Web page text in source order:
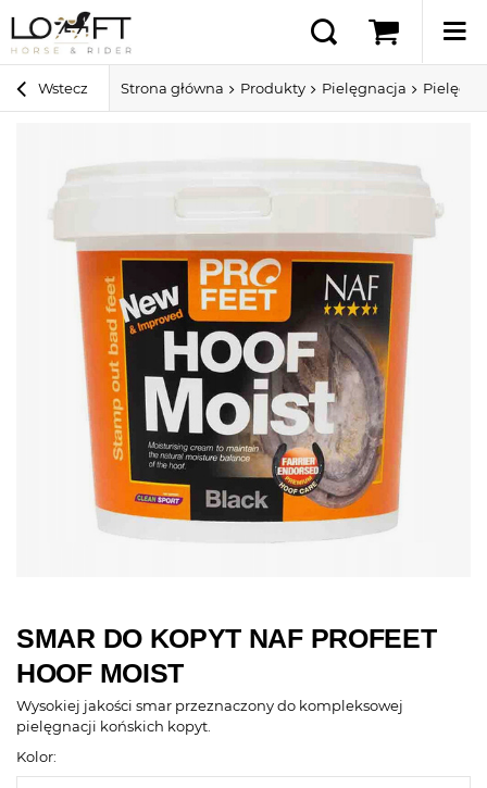
Wstecz Strona główna Produkty Pielęgnacja
SMAR DO KOPYT NAF PROFEET
HOOF MOIST
Wysokiej jakości smar przeznaczony do kompleksowej
pielęgnacji końskich kopyt.
Kolor: